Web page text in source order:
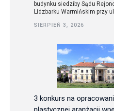
budynku siedziby Sądu
Lidzbarku Warmińskim przy
SIERPIEŃ 3, 2026
3 konkurs na